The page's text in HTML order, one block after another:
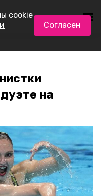
на
cookie
Согласен